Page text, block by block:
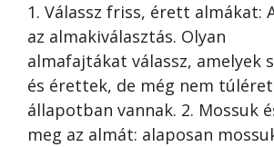
1. Válassz friss, érett almákat:
az almakiválasztás. Olyan
almafajtákat válassz, amelyek
és érettek, de még nem
állapotban vannak. 2. Mossuk
meg az almát: alaposan